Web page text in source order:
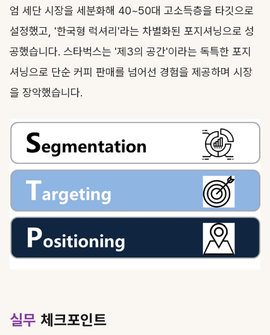
엄 세단 시장을 세분화해 40~50대 고소득층을 타깃으로
설정했고, '한국형 럭셔리'라는 차별화된 포지셔닝으로 성
공했습니다. 스타벅스는 '제3의 공간'이라는 독특한 포지
셔닝으로 단순 커피 판매를 넘어선 경험을 제공하며 시장
을 장악했습니다.
실무 체크포인트